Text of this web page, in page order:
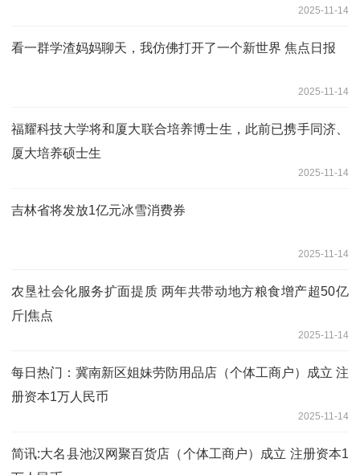
2025-11-14
看一群学渣妈妈聊天，我仿佛打开了一个新世界 焦点日报
2025-11-14
福耀科技大学将和厦大联合培养博士生，此前已携手同济、
厦大培养硕士生
2025-11-14
吉林省将发放1亿元冰雪消费券
2025-11-14
农垦社会化服务扩面提质 两年共带动地方粮食增产超50亿
斤|焦点
2025-11-14
每日热门：冀南新区姐妹劳防用品店（个体工商户）成立 注
册资本1万人民币
2025-11-14
简讯:大名县池汉网聚百货店（个体工商户）成立 注册资本1